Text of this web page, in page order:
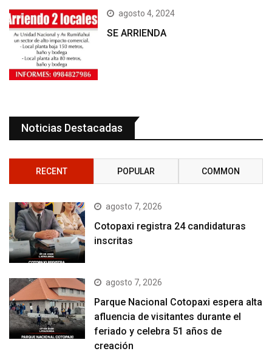
agosto 4, 2024
SE ARRIENDA
Noticias Destacadas
RECENT POPULAR COMMON
agosto 7, 2026
Cotopaxi registra 24 candidaturas
inscritas
agosto 7, 2026
Parque Nacional Cotopaxi espera alta
afluencia de visitantes durante el
feriado y celebra 51 años de
creación